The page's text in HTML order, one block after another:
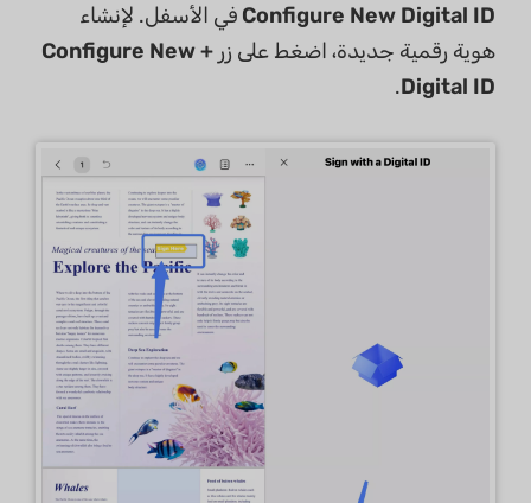
Configure New Digital ID في الأسفل. لإنشاء
هوية رقمية جديدة، اضغط على زر
+ Configure New
Digital ID
.